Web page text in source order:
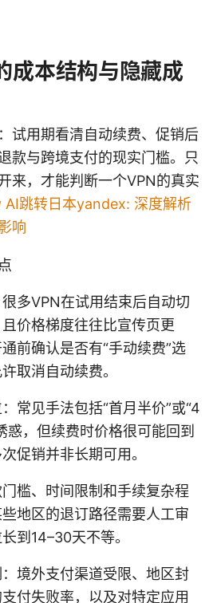
成本结构与隐藏成
试用期看清自动续费、促销后
款与跨境支付的现实门槛。只
来，才能判断一个VPN的真实
AI跳转日本yandex: 深度解析
响
多VPN在试用结束后自动切
价格梯度往往比宣传页更
前确认是否有“手动续费”选
取消自动续费。
常见手法包括“首月半价”或“4
惑，但续费时价格很可能回到
促销并非长期可用。
槛、时间限制和手续复杂程
地区的退订路径需要人工审
到14–30天不等。
境外支付渠道受限、地区封
付失败率，以及对特定应用